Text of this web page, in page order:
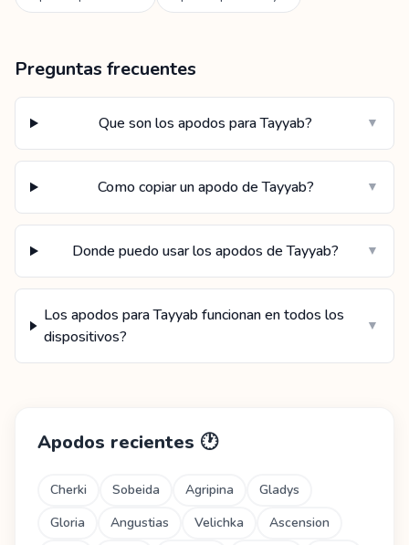
Preguntas frecuentes
Que son los apodos para Tayyab? ▼
Como copiar un apodo de Tayyab? ▼
Donde puedo usar los apodos de Tayyab? ▼
Los apodos para Tayyab funcionan en todos los
dispositivos?
▼
Apodos recientes 🕐
Cherki Sobeida Agripina
Gladys
Gloria
Angustias Velichka
Ascension